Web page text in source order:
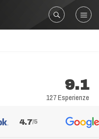
9.1
127 Esperienze
4.7/5